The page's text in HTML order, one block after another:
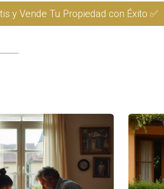
de profesionales experimentados
en Las Palmas puede ofrecerte
y Vende Tu Propiedad con Éxito ✅